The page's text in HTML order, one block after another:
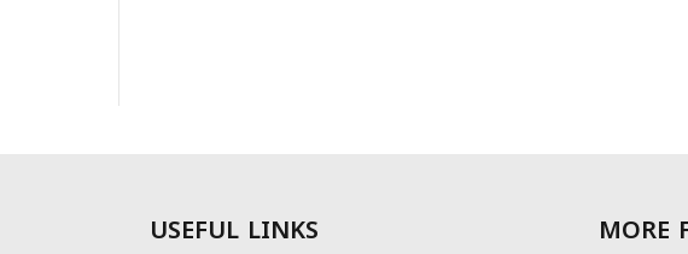
USEFUL LINKS MORE